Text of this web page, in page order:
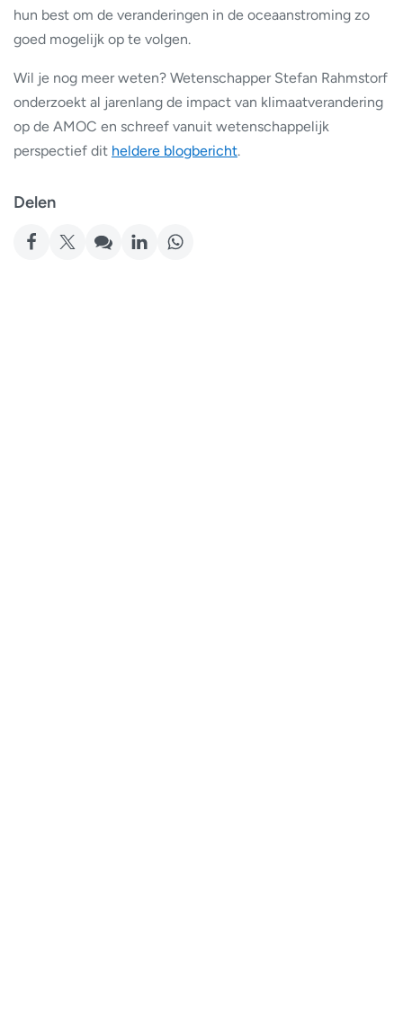
hun best om de veranderingen in de oceaanstroming zo
goed mogelijk op te volgen.
Wil je nog meer weten? Wetenschapper Stefan Rahmstorf
onderzoekt al jarenlang de impact van klimaatverandering
op de AMOC en schreef vanuit wetenschappelijk
perspectief dit heldere blogbericht.
Delen